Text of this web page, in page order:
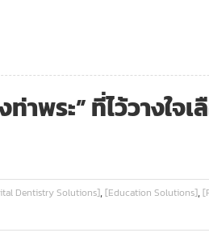
ระ” ที่ไว้วางใจเ
Dentistry Solutions],[Education Solutions],